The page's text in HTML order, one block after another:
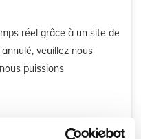
réel grâce à un site de
veuillez nous
puissions
pour les